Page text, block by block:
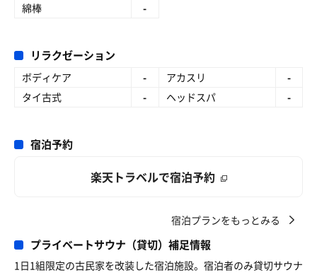
綿棒
-
リラクゼーション
ボディケア - アカスリ
-
タイ古式
- ヘッドスパ -
宿泊予約
楽天トラベルで宿泊予約
宿泊プランをもっとみる
プライベートサウナ（貸切）補足情報
1日1組限定の古民家を改装した宿泊施設。宿泊者のみ貸切サウナ